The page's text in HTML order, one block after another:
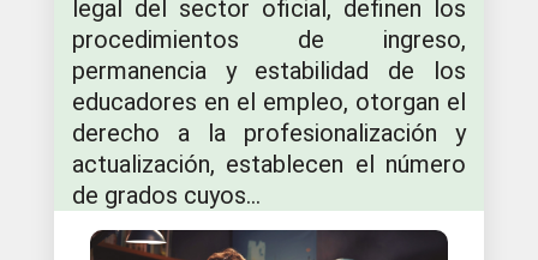
legal del sector oficial, definen los
procedimientos de ingreso,
permanencia y estabilidad de los
educadores en el empleo, otorgan el
derecho a la profesionalización y
actualización, establecen el número
de grados cuyos...